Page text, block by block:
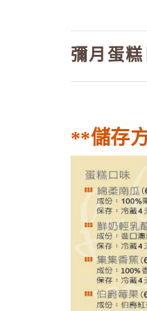
彌月蛋
**儲存